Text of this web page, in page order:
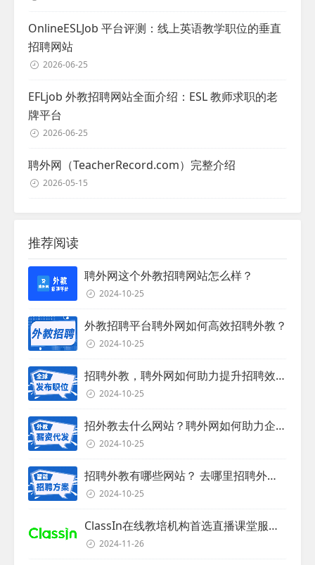
OnlineESLJob 平台评测：线上英语教学职位的垂直
招聘网站
2026-06-25
EFLjob 外教招聘网站全面介绍：ESL 教师求职的老
牌平台
2026-06-25
聘外网（TeacherRecord.com）完整介绍
2026-05-15
推荐阅读
聘外网这个外教招聘网站怎么样？
2024-10-25
外教招聘平台聘外网如何高效招聘外教？
2024-10-25
招聘外教，聘外网如何助力提升招聘效率？
2024-10-25
招外教去什么网站？聘外网如何助力企业外教招聘
2024-10-25
招聘外教有哪些网站？ 去哪里招聘外教？
2024-10-25
ClassIn在线教培机构首选直播课堂服务商
2024-11-26